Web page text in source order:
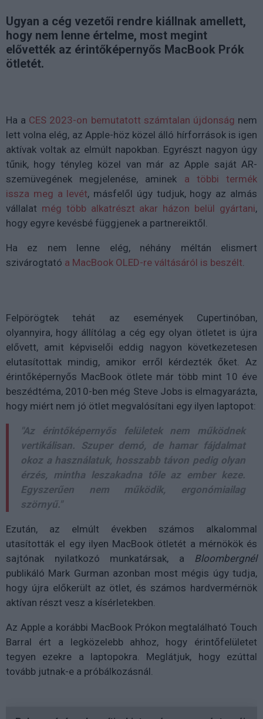
Ugyan a cég vezetői rendre kiállnak amellett,
hogy nem lenne értelme, most megint
elővették az érintőképernyős MacBook Prók
ötletét.
Ha a CES 2023-on bemutatott számtalan újdonság nem
lett volna elég, az Apple-höz közel álló hírforrások is igen
aktívak voltak az elmúlt napokban. Egyrészt nagyon úgy
tűnik, hogy tényleg közel van már az Apple saját AR-
szemüvegének megjelenése, aminek a többi termék
issza meg a levét, másfelől úgy tudjuk, hogy az almás
vállalat még több alkatrészt akar házon belül gyártani,
hogy egyre kevésbé függjenek a partnereiktől.
Ha ez nem lenne elég, néhány méltán elismert
szivárogtató a MacBook OLED-re váltásáról is beszélt.
Felpörögtek tehát az események Cupertinóban,
olyannyira, hogy állítólag a cég egy olyan ötletet is újra
elővett, amit képviselői eddig nagyon következetesen
elutasítottak mindig, amikor erről kérdezték őket. Az
érintőképernyős MacBook ötlete már több mint 10 éve
beszédtéma, 2010-ben még Steve Jobs is elmagyarázta,
hogy miért nem jó ötlet megvalósítani egy ilyen laptopot:
"Az érintőképernyős felületek nem működnek
vertikálisan. Szuper demó, de hamar fájdalmat
okoz a használatuk, hosszabb távon pedig olyan
érzés, mintha leszakadna tőle az ember keze.
Egyszerűen nem működik, ergonómiailag
szörnyű."
Ezután, az elmúlt években számos alkalommal
utasították el egy ilyen MacBook ötletét a mérnökök és
sajtónak nyilatkozó munkatársak, a Bloombergnél
publikáló Mark Gurman azonban most mégis úgy tudja,
hogy újra előkerült az ötlet, és számos hardvermérnök
aktívan részt vesz a kísérletekben.
Az Apple a korábbi MacBook Prókon megtalálható Touch
Barral ért a legközelebb ahhoz, hogy érintőfelületet
tegyen ezekre a laptopokra. Meglátjuk, hogy ezúttal
tovább jutnak-e a próbálkozásnál.